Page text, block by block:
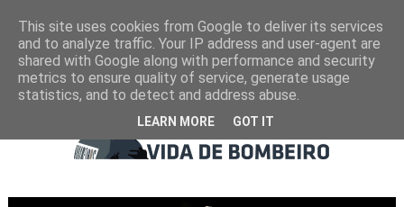
This site uses cookies from Google to deliver its services
and to analyze traffic. Your IP address and user-agent are
shared with Google along with performance and security
metrics to ensure quality of service, generate usage
statistics, and to detect and address abuse.
LEARN MORE GOT IT